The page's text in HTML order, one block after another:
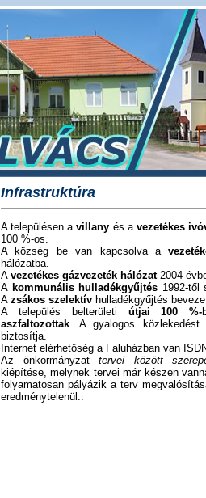
Infrastruktúra
A településen avillany és a vezetékes
100 %-os.
A község be van kapcsolva a
hálózatba.
A vezetékes gázvezeték hálózat2004
A kommunális hulladékgyűjtés 1992-től
A zsákos szelektív hulladékgyűjtés
A település belterületi útjai 100 %-
aszfaltozottak. A gyalogos közlekedést
biztosítja.
Internet elérhetőség a Faluházban van
Az önkormányzat tervei között
kiépítése, melynek tervei már készen
folyamatosan pályázik a terv
eredménytelenül..